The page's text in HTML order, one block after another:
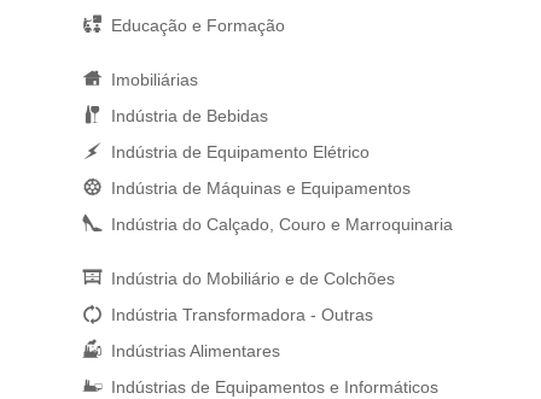
Educação e Formação
Imobiliárias
Indústria de Bebidas
Indústria de Equipamento Elétrico
Indústria de Máquinas e Equipamentos
Indústria do Calçado, Couro e Marroquinaria
Indústria do Mobiliário e de Colchões
Indústria Transformadora - Outras
Indústrias Alimentares
Indústrias de Equipamentos e Informáticos